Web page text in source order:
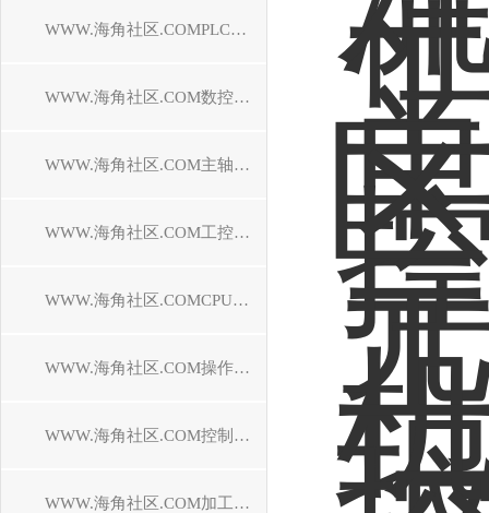
WWW.海角社区.COMPLC模块维修
WWW.海角社区.COM数控系统维修
WWW.海角社区.COM主轴电机维修
WWW.海角社区.COM工控机维修
WWW.海角社区.COMCPU模块维修中心
WWW.海角社区.COM操作面板维修
WWW.海角社区.COM控制器维修
WWW.海角社区.COM加工中心维修